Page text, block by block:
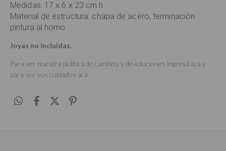
Medidas: 17 x 6 x 23 cm h
Material de estructura: chapa de acero, terminación
pintura al horno.
Joyas no incluidas.
Para ver nuestra política de cambios y devoluciones ingresá aca y
para ver sus cuidados acá